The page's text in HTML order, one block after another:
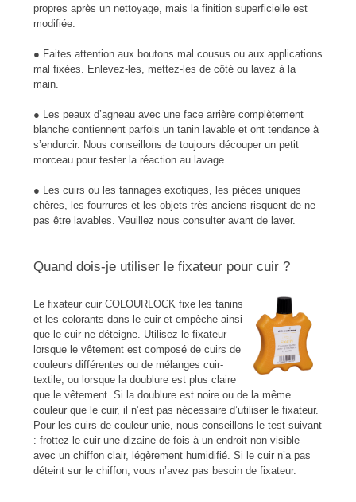
propres après un nettoyage, mais la finition superficielle est
modifiée.
● Faites attention aux boutons mal cousus ou aux applications
mal fixées. Enlevez-les, mettez-les de côté ou lavez à la
main.
● Les peaux d’agneau avec une face arrière complètement
blanche contiennent parfois un tanin lavable et ont tendance à
s’endurcir. Nous con­seillons de toujours découper un petit
morceau pour tester la réaction au lavage.
● Les cuirs ou les tannages exotiques, les pièces uniques
chères, les fourrures et les objets très anciens risquent de ne
pas être lavables. Veuillez nous consulter avant de laver.
Quand dois-je utiliser le fixateur pour cuir ?
Le fixateur cuir COLOURLOCK fixe les tanins
et les colorants dans le cuir et empêche ainsi
que le cuir ne déteigne. Utilisez le fixateur
lorsque le vêtement est composé de cuirs de
couleurs différentes ou de mélanges cuir-
textile, ou lorsque la doublure est plus claire
que le vêtement. Si la doublure est noire ou de la même
couleur que le cuir, il n’est pas nécessaire d’utiliser le fixateur.
Pour les cuirs de couleur unie, nous conseillons le test suivant
: frottez le cuir une dizaine de fois à un endroit non visible
avec un chiffon clair, légèrement humidifié. Si le cuir n’a pas
déteint sur le chiffon, vous n’avez pas besoin de fixateur.